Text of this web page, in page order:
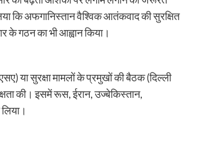
कि अफगानिस्तान वैश्विक आतंकवाद की सुरक्षित
के गठन का भी आह्वान किया।
या सुरक्षा मामलों के प्रमुखों की बैठक (दिल्ली
की। इसमें रूस, ईरान, उज्बेकिस्तान,